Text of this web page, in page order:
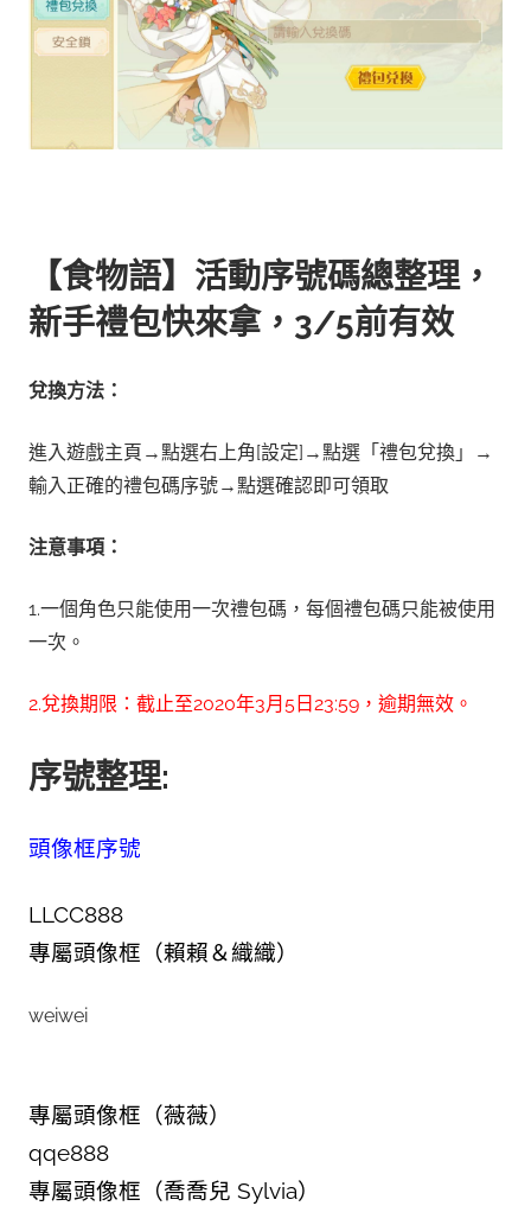
【食物語】活動序號碼總整理，
新手禮包快來拿，3/5前有效
兌換方法：
進入遊戲主頁→點選右上角[設定]→點選「禮包兌換」→
輸入正確的禮包碼序號→點選確認即可領取
注意事項：
1.一個角色只能使用一次禮包碼，每個禮包碼只能被使用
一次。
2.兌換期限：截止至2020年3月5日23:59，逾期無效。
序號整理:
頭像框序號
LLCC888
專屬頭像框（賴賴＆織織）
weiwei
專屬頭像框（薇薇）
qqe888
專屬頭像框（喬喬兒 Sylvia）